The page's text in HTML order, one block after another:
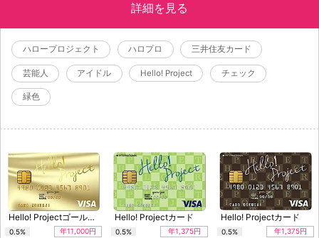
詳細を見る
ハロープロジェクト ハロプロ 三井住友カード
芸能人 アイドル Hello! Project チェック
緑色
Hello! Projectゴールドカード
0.5% 年11,000円
Hello! Projectカード
0.5% 年1,375円
Hello! Projectカード
0.5% 年1,375円